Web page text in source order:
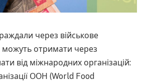
через військове
можуть отримати через
від міжнародних організацій:
ООН (World Food